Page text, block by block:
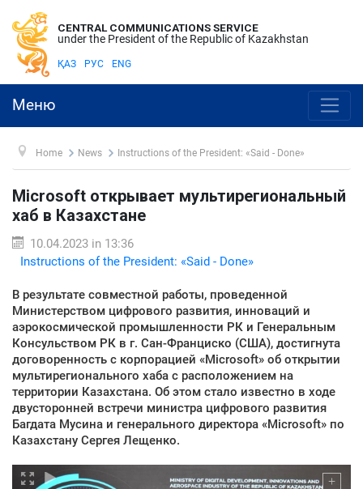
CENTRAL COMMUNICATIONS SERVICE
under the President of the Republic of Kazakhstan
ҚАЗ РУС ENG
Меню
Home News Instructions of the President: «Said - Done»
Microsoft открывает мультирегиональный
хаб в Казахстане
10.04.2023 in 13:36
Instructions of the President: «Said - Done»
В результате совместной работы, проведенной
Министерством цифрового развития, инноваций и
аэрокосмической промышленности РК и Генеральным
Консульством РК в г. Сан-Франциско (США), достигнута
договоренность с корпорацией «Microsoft» об открытии
мультирегионального хаба с расположением на
территории Казахстана. Об этом стало известно в ходе
двусторонней встречи министра цифрового развития
Багдата Мусина и генерального директора «Microsoft» по
Казахстану Сергея Лещенко.